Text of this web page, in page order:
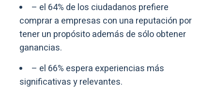
– el 64% de los ciudadanos prefiere
comprar a empresas con una reputación por
tener un propósito además de sólo obtener
ganancias.
– el 66% espera experiencias más
significativas y relevantes.